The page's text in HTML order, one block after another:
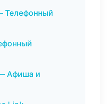
Телефонный
Афиша и